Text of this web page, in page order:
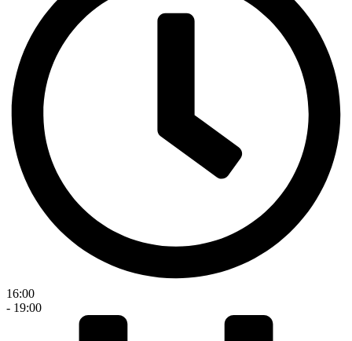
16:00
- 19:00